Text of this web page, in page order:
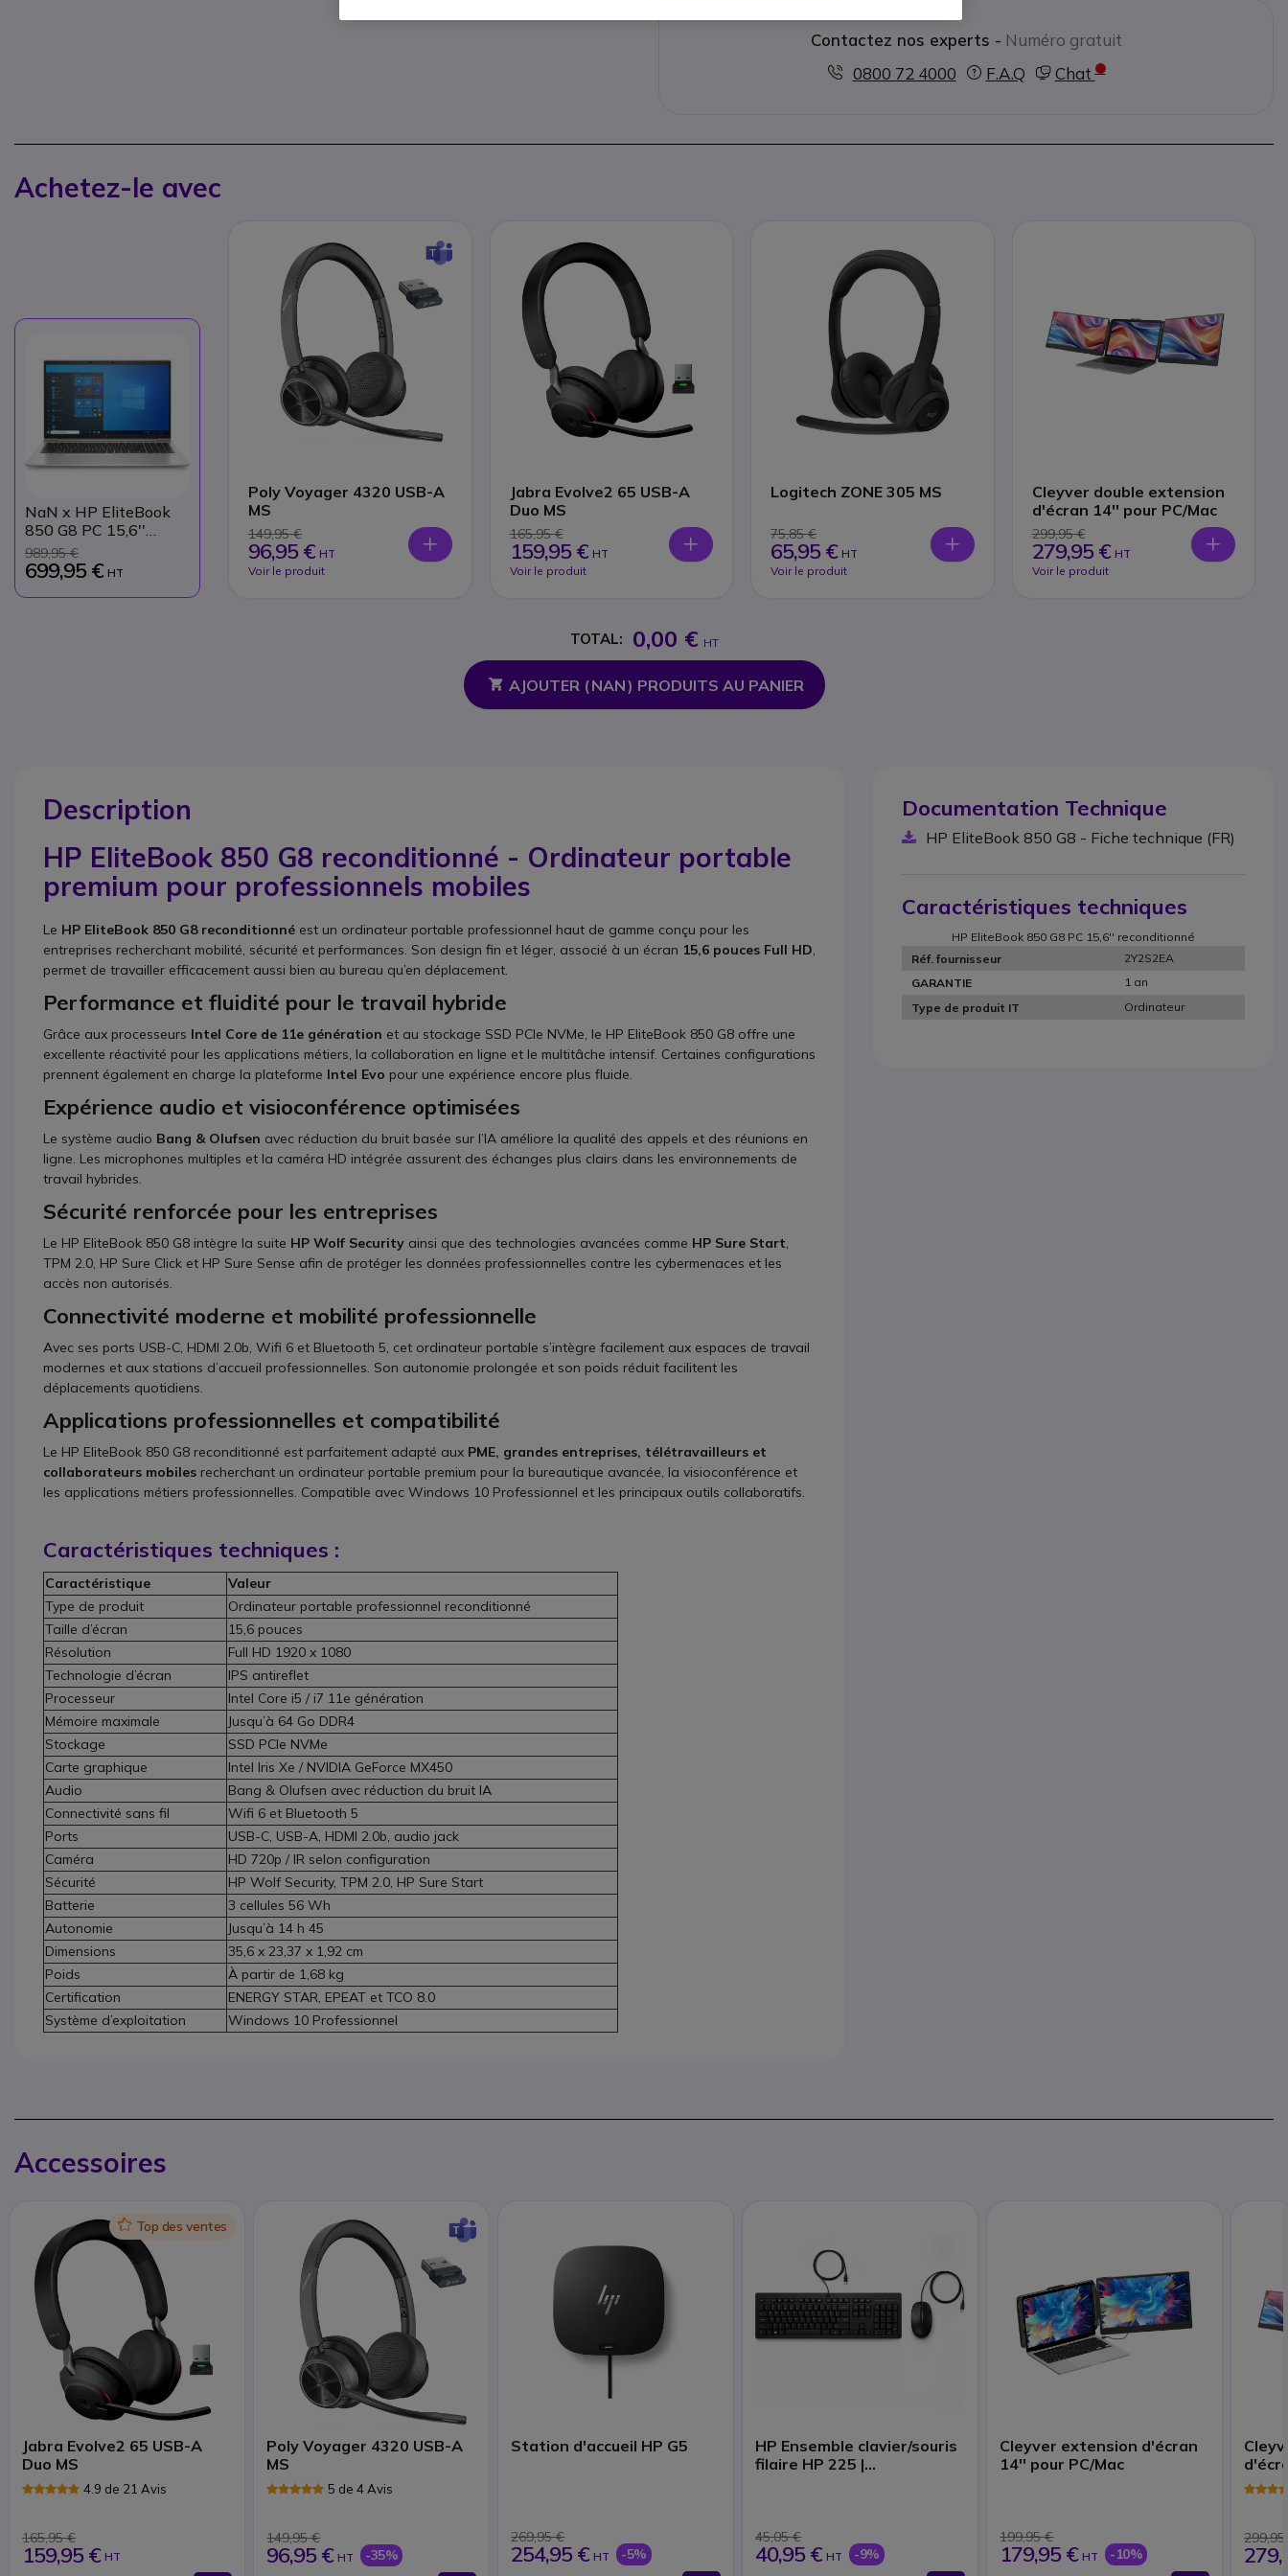
Contactez nos experts - Numéro gratuit
0800 72 4000
F.A.Q Chat
Achetez-le avec
NaN x HP EliteBook
850 G8 PC 15,6''
reconditionné
989,95 €
699,95 € HT
Poly Voyager 4320 USB-A
MS
149,95 €
96,95 € HT
Voir le produit
Jabra Evolve2 65 USB-A
Duo MS
165,95 €
159,95 € HT
Voir le produit
Logitech ZONE 305 MS
75,85 €
65,95 € HT
Voir le produit
Cleyver double extension
d'écran 14'' pour PC/Mac
299,95 €
279,95 € HT
Voir le produit
TOTAL: 0,00 € HT
AJOUTER (NAN) PRODUITS AU PANIER
Description
HP EliteBook 850 G8 reconditionné - Ordinateur portable
premium pour professionnels mobiles
Le HP EliteBook 850 G8 reconditionné est un ordinateur portable professionnel haut de gamme conçu pour les
entreprises recherchant mobilité, sécurité et performances. Son design fin et léger, associé à un écran 15,6 pouces Full HD,
permet de travailler efficacement aussi bien au bureau qu’en déplacement.
Performance et fluidité pour le travail hybride
Grâce aux processeurs Intel Core de 11e génération et au stockage SSD PCIe NVMe, le HP EliteBook 850 G8 offre une
excellente réactivité pour les applications métiers, la collaboration en ligne et le multitâche intensif. Certaines configurations
prennent également en charge la plateforme Intel Evo pour une expérience encore plus fluide.
Expérience audio et visioconférence optimisées
Le système audio Bang & Olufsen avec réduction du bruit basée sur l’IA améliore la qualité des appels et des réunions en
ligne. Les microphones multiples et la caméra HD intégrée assurent des échanges plus clairs dans les environnements de
travail hybrides.
Sécurité renforcée pour les entreprises
Le HP EliteBook 850 G8 intègre la suite HP Wolf Security ainsi que des technologies avancées comme HP Sure Start,
TPM 2.0, HP Sure Click et HP Sure Sense afin de protéger les données professionnelles contre les cybermenaces et les
accès non autorisés.
Connectivité moderne et mobilité professionnelle
Avec ses ports USB-C, HDMI 2.0b, Wifi 6 et Bluetooth 5, cet ordinateur portable s’intègre facilement aux espaces de travail
modernes et aux stations d’accueil professionnelles. Son autonomie prolongée et son poids réduit facilitent les
déplacements quotidiens.
Applications professionnelles et compatibilité
Le HP EliteBook 850 G8 reconditionné est parfaitement adapté aux PME, grandes entreprises, télétravailleurs et
collaborateurs mobiles recherchant un ordinateur portable premium pour la bureautique avancée, la visioconférence et
les applications métiers professionnelles. Compatible avec Windows 10 Professionnel et les principaux outils collaboratifs.
Caractéristiques techniques :
Caractéristique
Valeur
Type de produit
Ordinateur portable professionnel reconditionné
Taille d’écran
15,6 pouces
Résolution
Full HD 1920 x 1080
Technologie d’écran
IPS antireflet
Processeur
Intel Core i5 / i7 11e génération
Mémoire maximale
Jusqu’à 64 Go DDR4
Stockage
SSD PCIe NVMe
Carte graphique
Intel Iris Xe / NVIDIA GeForce MX450
Audio
Bang & Olufsen avec réduction du bruit IA
Connectivité sans fil
Wifi 6 et Bluetooth 5
Ports
USB-C, USB-A, HDMI 2.0b, audio jack
Caméra
HD 720p / IR selon configuration
Sécurité
HP Wolf Security, TPM 2.0, HP Sure Start
Batterie
3 cellules 56 Wh
Autonomie
Jusqu’à 14 h 45
Dimensions
35,6 x 23,37 x 1,92 cm
Poids
À partir de 1,68 kg
Certification
ENERGY STAR, EPEAT et TCO 8.0
Système d’exploitation
Windows 10 Professionnel
Documentation Technique
HP EliteBook 850 G8 - Fiche technique (FR)
Caractéristiques techniques
HP EliteBook 850 G8 PC 15,6'' reconditionné
Réf. fournisseur
2Y2S2EA
GARANTIE
1 an
Type de produit IT
Ordinateur
Accessoires
IconTop des ventes
Jabra Evolve2 65 USB-A
Duo MS
4.9 de 21 Avis
165,95 €
159,95 € HT
Poly Voyager 4320 USB-A
MS
5 de 4 Avis
149,95 €
96,95 € HT -35%
Station d'accueil HP G5
269,95 €
254,95 € HT -5%
HP Ensemble clavier/souris
filaire HP 225 |
45,05 €
40,95 € HT -9%
Cleyver extension d'écran
14'' pour PC/Mac
199,95 €
179,95 € HT -10%